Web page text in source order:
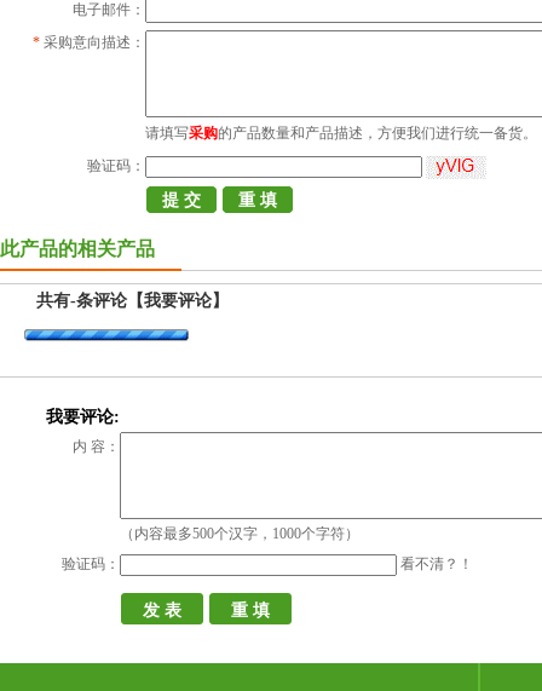
电子邮件：
* 采购意向描述：
请填写采购的产品数量和产品描述，方便我们进行统一备货。
验证码：
此产品的相关产品
共有-条评论 【我要评论】
我要评论:
内 容：
（内容最多500个汉字，1000个字符）
验证码：
看不清？！